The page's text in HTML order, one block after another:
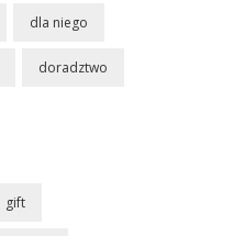
dla niego
doradztwo
gift